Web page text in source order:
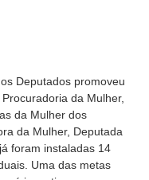
Deputados promoveu
da Mulher,
da Mulher dos
da Mulher, Deputada
foram instaladas 14
Uma das metas